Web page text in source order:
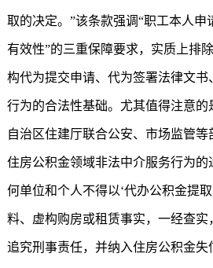
取的决定。”该条款强调“职工本人申
有效性”的三重保障要求，实质上排
构代为提交申请、代为签署法律文
行为的合法性基础。尤其值得注意的
自治区住建厅联合公安、市场监管
住房公积金领域非法中介服务行为的
何单位和个人不得以‘代办公积金提
料、虚构购房或租赁事实，一经查实
追究刑事责任，并纳入住房公积金失